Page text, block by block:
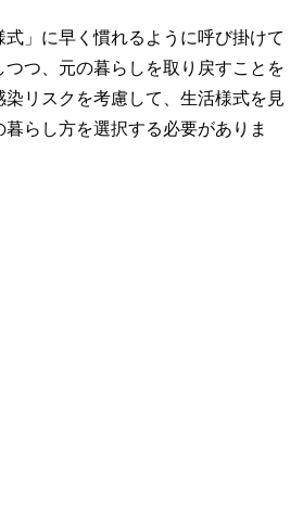
」に早く慣れるように呼び掛けて
つつ、元の暮らしを取り戻すことを
染リスクを考慮して、生活様式を見
らし方を選択する必要がありま